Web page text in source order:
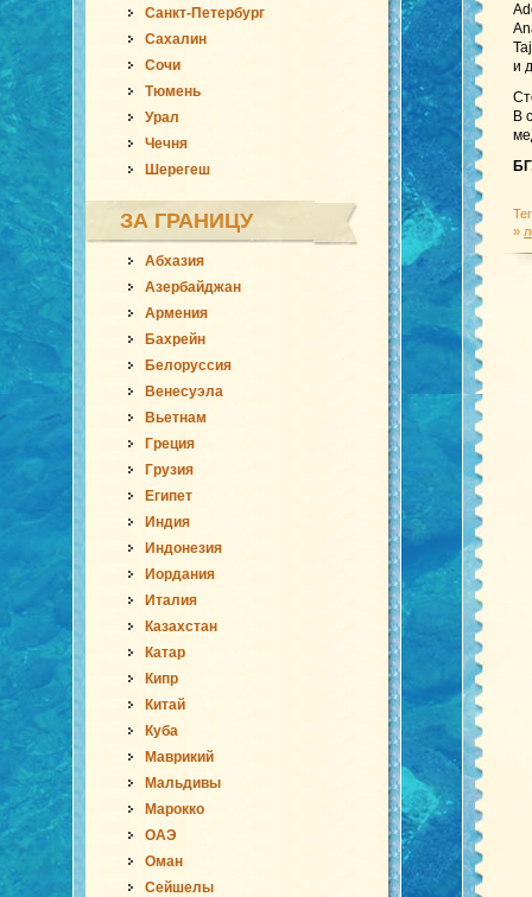
Санкт-Петербург
Сахалин
Сочи
Тюмень
Урал
Чечня
Шерегеш
ЗА ГРАНИЦУ
Абхазия
Азербайджан
Армения
Бахрейн
Белоруссия
Венесуэла
Вьетнам
Греция
Грузия
Египет
Индия
Индонезия
Иордания
Италия
Казахстан
Катар
Кипр
Китай
Куба
Маврикий
Мальдивы
Марокко
ОАЭ
Оман
Сейшелы
и
В
»